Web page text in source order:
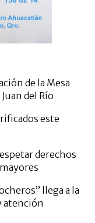
de la Mesa
del Río
este
derechos
llega a la
atención